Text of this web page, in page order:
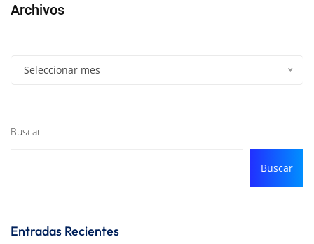
Archivos
Seleccionar mes
Buscar
Buscar
Entradas Recientes